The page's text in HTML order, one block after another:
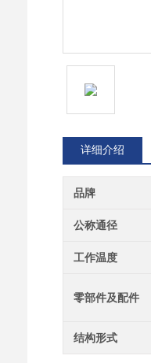
详细介绍
品牌
公称通径
工作温度
零部件及配件
结构形式